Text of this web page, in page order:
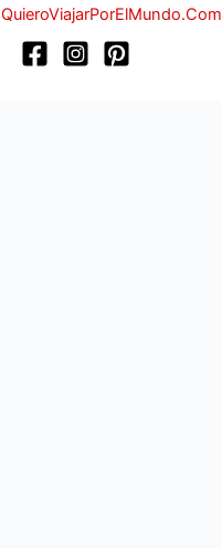
QuieroViajarPorElMundo.Com